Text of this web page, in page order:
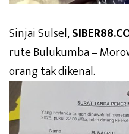
Sinjai Sulsel,
rute Bulukumba –
orang tak dikenal.